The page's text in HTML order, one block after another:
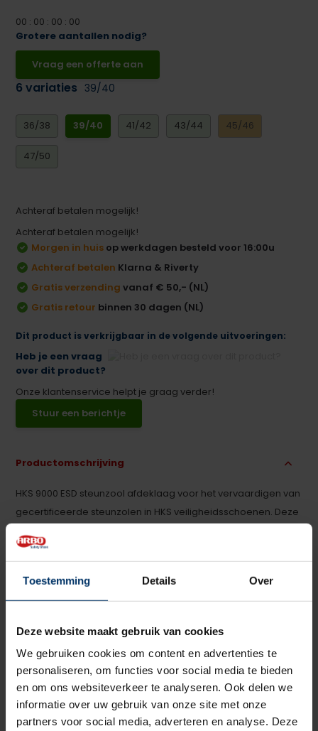
Toestemming Details Over
Deze website maakt gebruik van cookies
We gebruiken cookies om content en advertenties te
personaliseren, om functies voor social media te bieden
en om ons websiteverkeer te analyseren. Ook delen we
informatie over uw gebruik van onze site met onze
partners voor social media, adverteren en analyse. Deze
00 : 00 : 00 : 00
Grotere aantallen nodig?
Vraag een offerte aan
6 variaties 39/40
36/38 39/40 41/42 43/44 45/46
47/50
Achteraf betalen mogelijk!
Achteraf betalen mogelijk!
Morgen in huis op werkdagen besteld voor 16:00u
Achteraf betalen Klarna & Riverty
Gratis verzending vanaf € 50,- (NL)
Gratis retour binnen 30 dagen (NL)
Dit product is verkrijgbaar in de volgende uitvoeringen:
Heb je een vraag
over dit product?
Onze klantenservice helpt je graag verder!
Stuur een berichtje
Productomschrijving
HKS 9000 ESD steunzool afdeklaag voor het vervaardigen van
gecertificeerde steunzolen in HKS veiligheidsschoenen. Deze
Categorie:HKS werkschoenen
5van5 Gebaseerd op 1 beoordeling(en)
Schrijf je eigen review